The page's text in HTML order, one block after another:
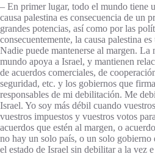
– En primer lugar, todo el mundo tiene
causa palestina es consecuencia de un
grandes potencias, así como por las
consecuentemente, la causa palestina
Nadie puede mantenerse al margen. La
mundo apoya a Israel, y mantienen
de acuerdos comerciales, de
seguridad, etc. y los gobiernos que
responsables de mi debilitación. Me
Israel. Yo soy más débil cuando
vuestros impuestos y vuestros votos
acuerdos que estén al margen, o
no hay un solo país, o un solo gobierno
el estado de Israel sin debilitar a la vez